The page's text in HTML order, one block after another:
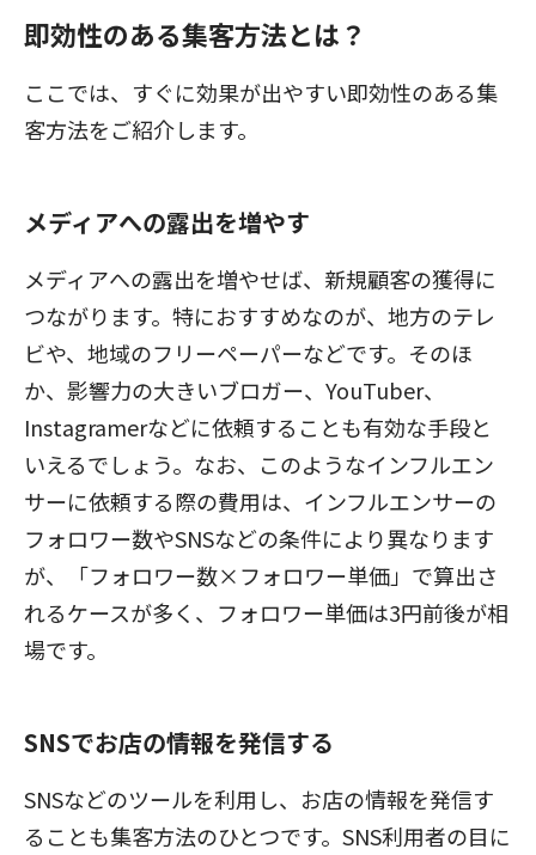
即効性のある集客方法とは？
ここでは、すぐに効果が出やすい即効性のある集
客方法をご紹介します。
メディアへの露出を増やす
メディアへの露出を増やせば、新規顧客の獲得に
つながります。特におすすめなのが、地方のテレ
ビや、地域のフリーペーパーなどです。そのほ
か、影響力の大きいブロガー、YouTuber、
Instagramerなどに依頼することも有効な手段と
いえるでしょう。なお、このようなインフルエン
サーに依頼する際の費用は、インフルエンサーの
フォロワー数やSNSなどの条件により異なります
が、「フォロワー数×フォロワー単価」で算出さ
れるケースが多く、フォロワー単価は3円前後が相
場です。
SNSでお店の情報を発信する
SNSなどのツールを利用し、お店の情報を発信す
ることも集客方法のひとつです。SNS利用者の目に